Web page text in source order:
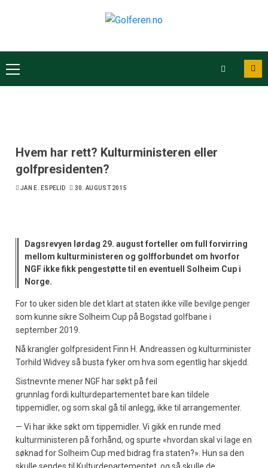
Hvem har rett? Kulturministeren eller
golfpresidenten?
JAN E. ESPELID 30. AUGUST 2015
Dagsrevyen lørdag 29. august forteller om full forvirring
mellom kulturministeren og golfforbundet om hvorfor
NGF ikke fikk pengestøtte til en eventuell Solheim Cup i
Norge.
For to uker siden ble det klart at staten ikke ville bevilge penger
som kunne sikre Solheim Cup på Bogstad golfbane i
september 2019.
Nå krangler golfpresident Finn H. Andreassen og kulturminister
Torhild Widvey så busta fyker om hva som egentlig har skjedd.
Sistnevnte mener NGF har søkt på feil
grunnlag fordi kulturdepartementet bare kan tildele
tippemidler, og som skal gå til anlegg, ikke til arrangementer.
— Vi har ikke søkt om tippemidler. Vi gikk en runde med
kulturministeren på forhånd, og spurte «hvordan skal vi lage en
søknad for Solheim Cup med bidrag fra staten?». Hun sa den